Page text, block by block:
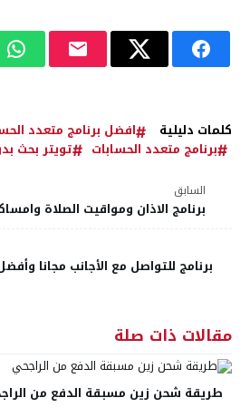
كلمات دليلية
افضل برنامج متعدد
برنامج متعدد الحسابات
تويتر بحث
السابق
برنامج الاذان ومواقيت الصلاة
برنامج للتواصل مع الأجانب مجانا وأفضل
مقالات ذات صلة
طريقة شحن زين مسبقة الدفع من